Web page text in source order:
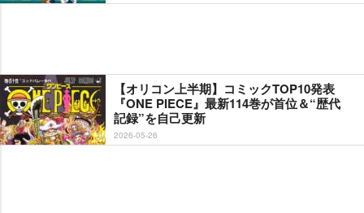
【オリコン上半期】コミックTOP10発表
『ONE PIECE』最新114巻が首位＆“歴代
記録”を自己更新
2026-05-26